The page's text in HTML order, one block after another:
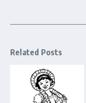
Related Posts